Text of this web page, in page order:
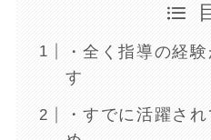
・全く指導の経
す
・すでに活躍さ